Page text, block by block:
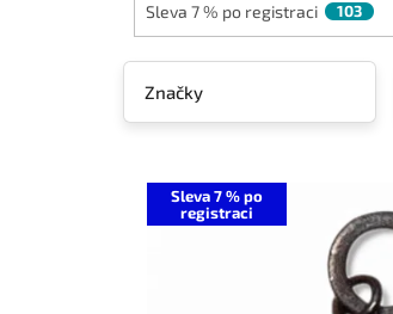
Sleva 7 % po registraci 103
Značky
Sleva 7 % po
registraci